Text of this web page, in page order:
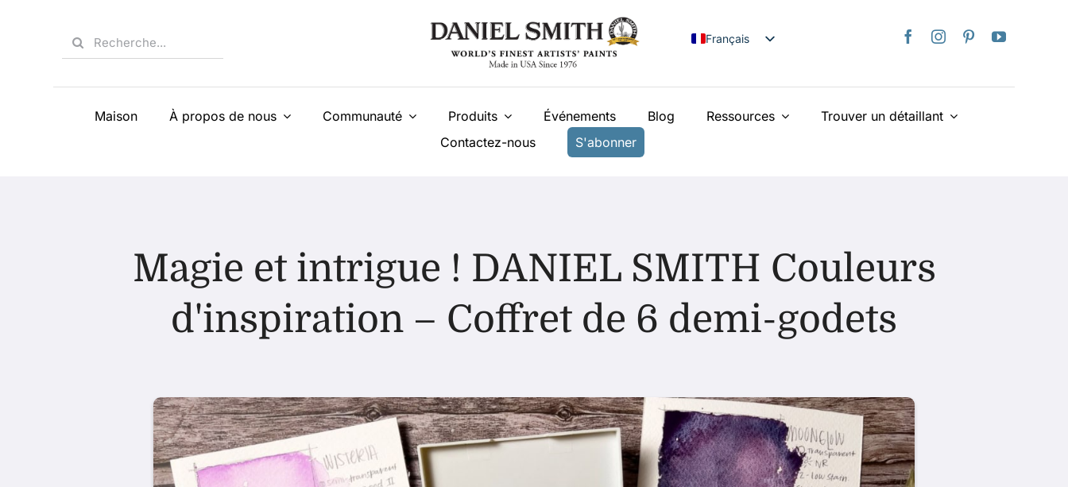
Search
for:
Français
日本語
Italiano
Maison À propos de nous Communauté Produits Événements Blog Ressources
Trouver un détaillant
Contactez-nous
S'abonner
Magie et intrigue ! DANIEL SMITH Couleurs
d'inspiration – Coffret de 6 demi-godets